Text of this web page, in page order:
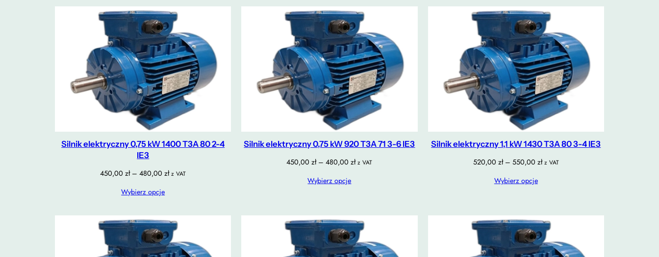
Silnik elektryczny 0,75 kW 1400 T3A 80 2-4
IE3
450,00zł – 480,00złZakres
do
480,00 zł
z VAT
Wybierz opcje
Silnik elektryczny 0,75 kW 920 T3A 71 3-6 IE3
450,00zł – 480,00złZakres
480,00 zł
z VAT
Wybierz opcje
Silnik elektryczny 1,1 kW 1430 T3A 80 3-4 IE3
520,00 zł – 550,00 złZakres
550,00 zł
z VAT
Wybierz opcje